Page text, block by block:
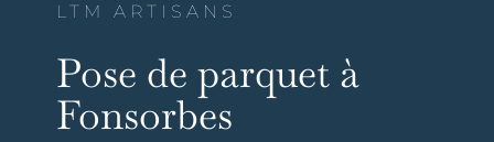
LTM ARTISANS
Pose de parquet à
Fonsorbes